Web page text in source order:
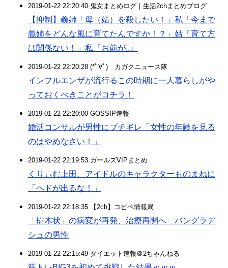
2019-01-22 22:20:40 鬼女まとめログ｜生活2chまとめブログ
【抑制】義姉「母（姑）を殺したい！」私「今まで
義姉をどんな風に育てたんですか！？」姑「育て方
は関係ない！」私『お前が..』
2019-01-22 22:20:28 (*ﾟ∀ﾟ)ゞカガクニュース隊
インフルエンザが流行るこの時期に一人暮らしがや
っておくべきことがコチラ！
2019-01-22 22:20:00 GOSSIP速報
婚活コンサルが男性にブチギレ「女性の年齢を見る
のはやめなさい！」
2019-01-22 22:19:53 ガールズVIPまとめ
くりぃむ上田、アイドルのキャラクターものまねに
「ヘドが出るな！」
2019-01-22 22:18:35 【2ch】コピペ情報局
「樹木状」の病変が再発、治療再開へ バングラデ
シュの男性
2019-01-22 22:15:49 ダイエット速報＠2ちゃんねる